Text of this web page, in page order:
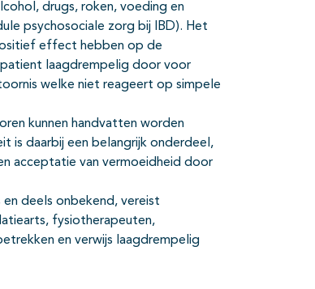
drugs, roken, voeding en
psychosociale zorg bij IBD). Het
effect hebben op de
laagdrempelig door voor
welke niet reageert op simpele
kunnen handvatten worden
is daarbij een belangrijk onderdeel,
acceptatie van vermoeidheid door
deels onbekend, vereist
fysiotherapeuten,
en verwijs laagdrempelig